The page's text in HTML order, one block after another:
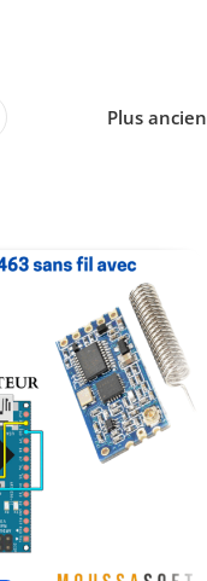
Plus ancien